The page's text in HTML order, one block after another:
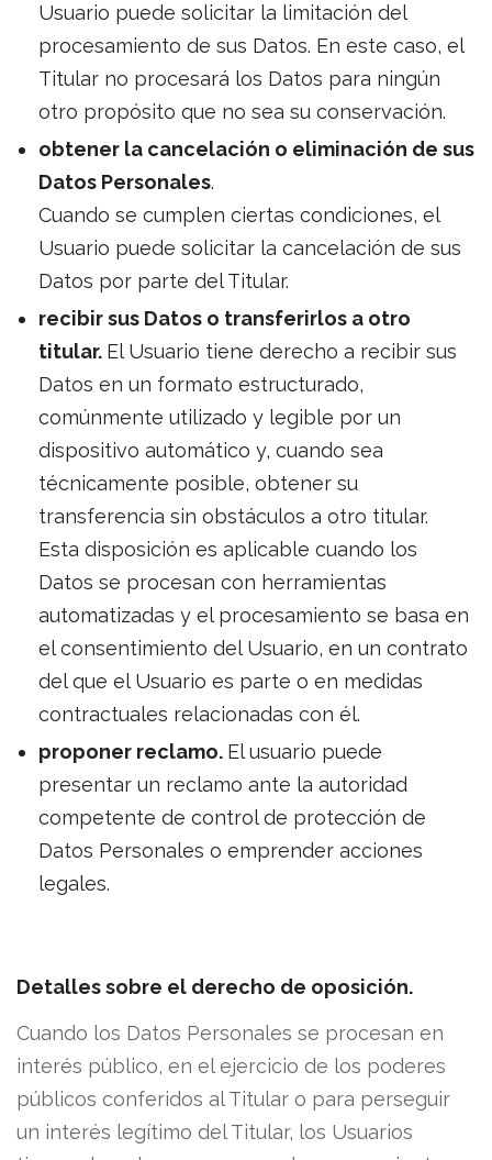
Usuario puede solicitar la limitación del
procesamiento de sus Datos. En este caso, el
Titular no procesará los Datos para ningún
otro propósito que no sea su conservación.
obtener la cancelación o eliminación de sus
Datos Personales.
Cuando se cumplen ciertas condiciones, el
Usuario puede solicitar la cancelación de sus
Datos por parte del Titular.
recibir sus Datos o transferirlos a otro
titular. El Usuario tiene derecho a recibir sus
Datos en un formato estructurado,
comúnmente utilizado y legible por un
dispositivo automático y, cuando sea
técnicamente posible, obtener su
transferencia sin obstáculos a otro titular.
Esta disposición es aplicable cuando los
Datos se procesan con herramientas
automatizadas y el procesamiento se basa en
el consentimiento del Usuario, en un contrato
del que el Usuario es parte o en medidas
contractuales relacionadas con él.
proponer reclamo. El usuario puede
presentar un reclamo ante la autoridad
competente de control de protección de
Datos Personales o emprender acciones
legales.
Detalles sobre el derecho de oposición.
Cuando los Datos Personales se procesan en
interés público, en el ejercicio de los poderes
públicos conferidos al Titular o para perseguir
un interés legítimo del Titular, los Usuarios